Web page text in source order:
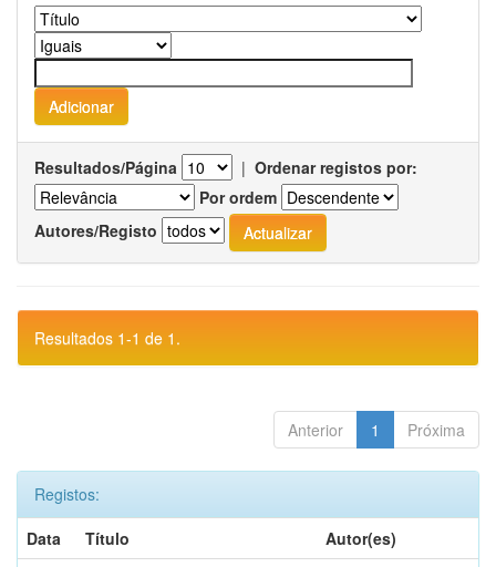
Resultados/Página | Ordenar registos por:
Por ordem
Autores/Registo
Resultados 1-1 de 1.
Anterior 1 Próxima
Registos:
Data
Título
Autor(es)